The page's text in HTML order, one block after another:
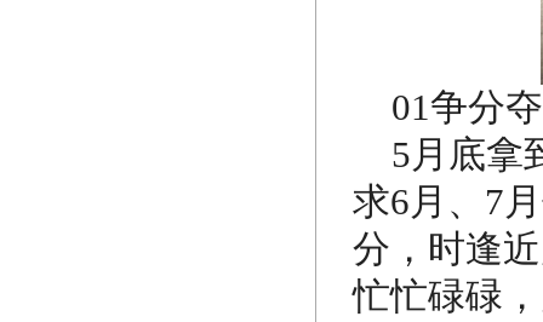
01争分
5月底拿
求6月、7
分，时逢
忙忙碌碌